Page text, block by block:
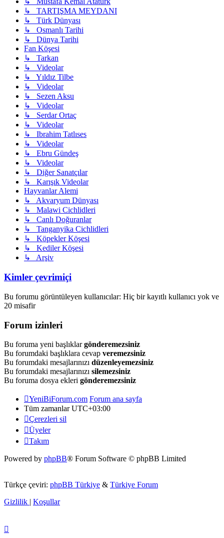
↳ TARTIŞMA MEYDANI
↳ Türk Dünyası
↳ Osmanlı Tarihi
↳ Dünya Tarihi
Fan Köşesi
↳ Tarkan
↳ Videolar
↳ Yıldız Tilbe
↳ Videolar
↳ Sezen Aksu
↳ Videolar
↳ Serdar Ortaç
↳ Videolar
↳ Ibrahim Tatlıses
↳ Videolar
↳ Ebru Gündeş
↳ Videolar
↳ Diğer Sanatçılar
↳ Karışık Videolar
Hayvanlar Alemi
↳ Akvaryum Dünyası
↳ Malawi Cichlidleri
↳ Canlı Doğuranlar
↳ Tanganyika Cichlidleri
↳ Köpekler Köşesi
↳ Kediler Köşesi
↳ Arşiv
Kimler çevrimiçi
Bu forumu görüntüleyen kullanıcılar: Hiç bir kayıtlı kullanıcı yok ve
20 misafir
Forum izinleri
Bu foruma yeni başlıklargönderemezsiniz
Bu forumdaki başlıklara cevap veremezsiniz
Bu forumdaki mesajlarınızı düzenleyemezsiniz
Bu forumdaki mesajlarınızı silemezsiniz
Bu foruma dosya ekleri gönderemezsiniz
YeniBiForum.com Forum ana sayfa
Tüm zamanlarUTC+03:00
Çerezleri sil
Üyeler
Takım
Powered by phpBB® Forum Software © phpBB Limited
Türkçe çeviri: phpBB Türkiye & Türkiye Forum
Gizlilik | Koşullar